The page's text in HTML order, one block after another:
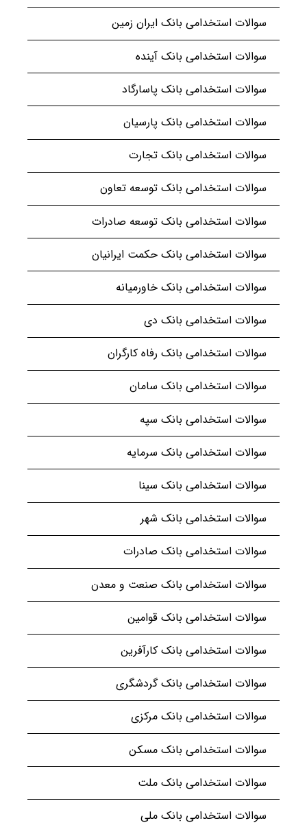
سوالات استخدامی بانک ایران زمین
سوالات استخدامی بانک آینده
سوالات استخدامی بانک پاسارگاد
سوالات استخدامی بانک پارسیان
سوالات استخدامی بانک تجارت
سوالات استخدامی بانک توسعه تعاون
سوالات استخدامی بانک توسعه صادرات
سوالات استخدامی بانک حکمت ایرانیان
سوالات استخدامی بانک خاورمیانه
سوالات استخدامی بانک دی
سوالات استخدامی بانک رفاه کارگران
سوالات استخدامی بانک سامان
سوالات استخدامی بانک سپه
سوالات استخدامی بانک سرمایه
سوالات استخدامی بانک سینا
سوالات استخدامی بانک شهر
سوالات استخدامی بانک صادرات
سوالات استخدامی بانک صنعت و معدن
سوالات استخدامی بانک قوامین
سوالات استخدامی بانک کارآفرین
سوالات استخدامی بانک گردشگری
سوالات استخدامی بانک مرکزی
سوالات استخدامی بانک مسکن
سوالات استخدامی بانک ملت
سوالات استخدامی بانک ملی